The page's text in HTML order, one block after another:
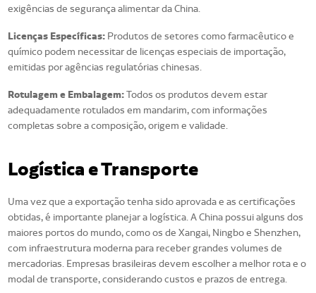
exigências de segurança alimentar da China.
Licenças Específicas: Produtos de setores como farmacêutico e
químico podem necessitar de licenças especiais de importação,
emitidas por agências regulatórias chinesas.
Rotulagem e Embalagem:Todos os produtos devem estar
adequadamente rotulados em mandarim, com informações
completas sobre a composição, origem e validade.
Logística e Transporte
Uma vez que a exportação tenha sido aprovada e as certificações
obtidas, é importante planejar a logística. A China possui alguns dos
maiores portos do mundo, como os de Xangai, Ningbo e Shenzhen,
com infraestrutura moderna para receber grandes volumes de
mercadorias. Empresas brasileiras devem escolher a melhor rota e o
modal de transporte, considerando custos e prazos de entrega.